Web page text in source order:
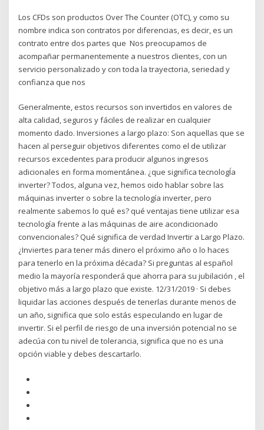
Los CFDs son productos Over The Counter (OTC), y como su
nombre indica son contratos por diferencias, es decir, es un
contrato entre dos partes que Nos preocupamos de
acompañar permanentemente a nuestros clientes, con un
servicio personalizado y con toda la trayectoria, seriedad y
confianza que nos
Generalmente, estos recursos son invertidos en valores de
alta calidad, seguros y fáciles de realizar en cualquier
momento dado. Inversiones a largo plazo: Son aquellas que se
hacen al perseguir objetivos diferentes como el de utilizar
recursos excedentes para producir algunos ingresos
adicionales en forma momentánea. ¿que significa tecnologÍa
inverter? Todos, alguna vez, hemos oido hablar sobre las
máquinas inverter o sobre la tecnología inverter, pero
realmente sabemos lo qué es? qué ventajas tiene utilizar esa
tecnología frente a las máquinas de aire acondicionado
convencionales? Qué significa de verdad Invertir a Largo Plazo.
¿Inviertes para tener más dinero el próximo año o lo haces
para tenerlo en la próxima década? Si preguntas al español
medio la mayoría responderá que ahorra para su jubilación , el
objetivo más a largo plazo que existe. 12/31/2019 · Si debes
liquidar las acciones después de tenerlas durante menos de
un año, significa que solo estás especulando en lugar de
invertir. Si el perfil de riesgo de una inversión potencial no se
adecúa con tu nivel de tolerancia, significa que no es una
opción viable y debes descartarlo.